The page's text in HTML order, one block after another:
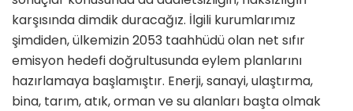
karşısında dimdik duracağız. İlgili kurumlarımız
şimdiden, ülkemizin 2053 taahhüdü olan net sıfır
emisyon hedefi doğrultusunda eylem planlarını
hazırlamaya başlamıştır. Enerji, sanayi, ulaştırma,
bina, tarım, atık, orman ve su alanları başta olmak